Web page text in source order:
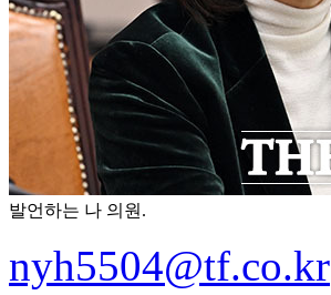
발언하는 나 의원.
nyh5504@tf.co.kr